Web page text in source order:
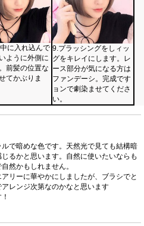
に入れ込んで
ように外側に
前髪の位置な
てかぶりま
9.プラッシングをしィッ
グをキレイにします。レ
ース部分が気になる方は
ファンデーシ。完成です
ョンで劇染ませてくださ
い。
で暗めな色です。天然光で見ても結構暗
るかと思います。自然に使いたいならも
然かもしれません。
リーに華やかにしましたが、ブラシでと
レンジ次第なのかなと思います